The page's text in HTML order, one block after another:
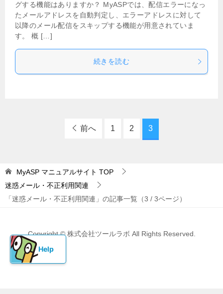
グする機能はありますか？ MyASPでは、配信エラーになっ
たメールアドレスを自動判定し、エラーアドレスに対して
以降のメール配信をスキップする機能が用意されていま
す。 概 […]
続きを読む
前へ 1 2 3
MyASP マニュアルサイト TOP
迷惑メール・不正利用関連
「迷惑メール・不正利用関連」の記事一覧（3 / 3ページ）
Copyright © 株式会社ツールラボ All Rights Reserved.